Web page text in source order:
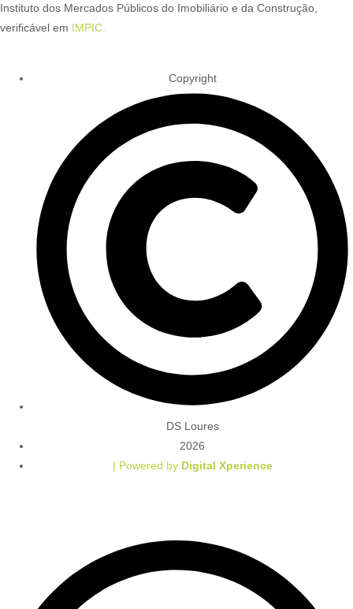
Instituto dos Mercados Públicos do Imobiliário e da Construção,
verificável em IMPIC.
Copyright
DS Loures
2026
| Powered by Digital Xperience